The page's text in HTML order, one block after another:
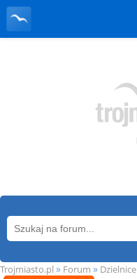
Trojmiasto.pl » Forum »